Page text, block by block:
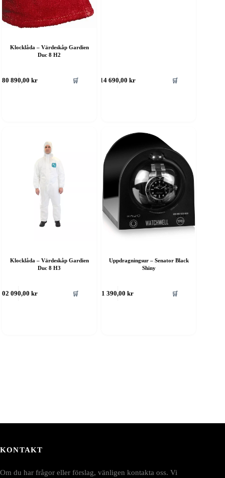
Klocklåda – Värdeskåp Gardien
Duc 8 H2
890,00kr 🛒 14 690,00 kr 🛒
Klocklåda – Värdeskåp Gardien
Duc 8 H3
090,00kr 🛒
Uppdragningsur – Senator Black
Shiny
1 390,00kr 🛒
KONTAKT
Om du har frågor eller förslag, vänligen kontakta oss. Vi